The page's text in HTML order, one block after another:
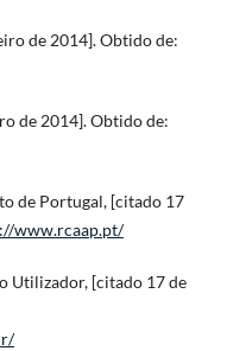
de 2014]. Obtido de:
de 2014]. Obtido de:
de Portugal, [citado 17
www.rcaap.pt/
Utilizador, [citado 17 de